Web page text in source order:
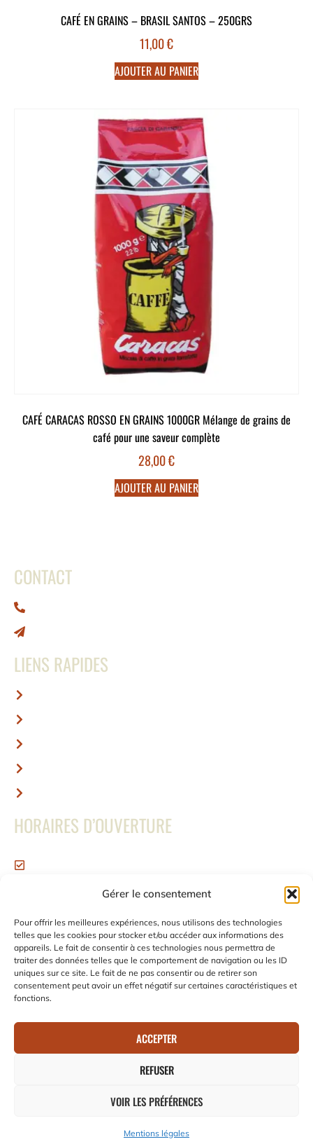
Gérer le consentement
Pour offrir les meilleures expériences, nous utilisons des technologies
telles que les cookies pour stocker et/ou accéder aux informations des
appareils. Le fait de consentir à ces technologies nous permettra de
traiter des données telles que le comportement de navigation ou les ID
uniques sur ce site. Le fait de ne pas consentir ou de retirer son
consentement peut avoir un effet négatif sur certaines caractéristiques et
fonctions.
ACCEPTER
REFUSER
VOIR LES PRÉFÉRENCES
Mentions légales
CAFÉ EN GRAINS – BRASIL SANTOS – 250GRS
11,00€
AJOUTER AU PANIER
CAFÉ CARACAS ROSSO EN GRAINS 1000GR Mélange de grains de
café pour une saveur complète
28,00€
AJOUTER AU PANIER
CONTACT
LIENS RAPIDES
HORAIRES D’OUVERTURE
Samedi et Dimanche : Fermé
NOUS SUIVRE
Ce site a été financé par l’Union Européenne dans le cadre
Réunion avec le fonds FEDER»
AB Café – Made by Digital easy